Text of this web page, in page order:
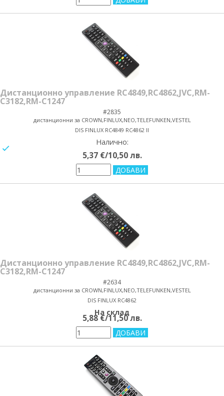
Дистанционно управление RC4849,RC4862,JVC,RM-
C3182,RM-C1247
#2835
дистанционни за CROWN,FINLUX,NEO,TELEFUNKEN,VESTEL
DIS FINLUX RC4849 RC4862 II
Налично:
5,37 €/10,50 лв.
Дистанционно управление RC4849,RC4862,JVC,RM-
C3182,RM-C1247
#2634
дистанционни за CROWN,FINLUX,NEO,TELEFUNKEN,VESTEL
DIS FINLUX RC4862
На склад
5,88 €/11,50 лв.